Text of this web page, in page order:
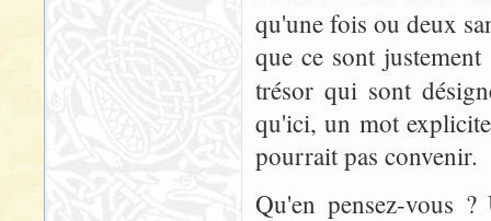
qu'une fois ou deux
que ce sont
trésor qui sont
qu'ici, un mot
pourrait pas convenir.
Qu'en pensez-vous